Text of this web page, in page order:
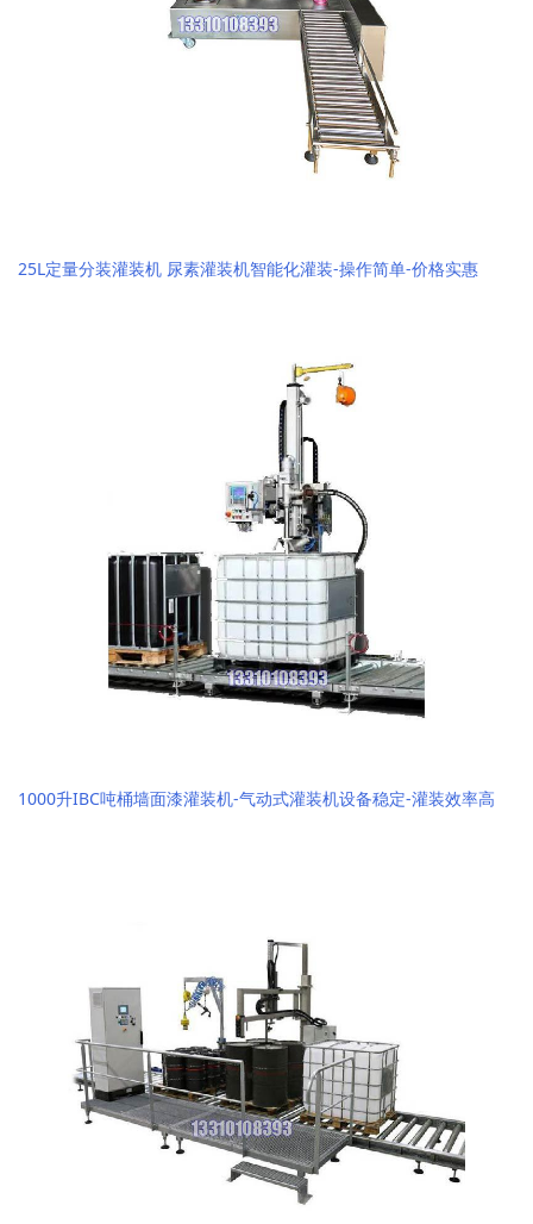
25L定量分装灌装机 尿素灌装机智能化灌装-操作简单-价格实惠
1000升IBC吨桶墙面漆灌装机-气动式灌装机设备稳定-灌装效率高